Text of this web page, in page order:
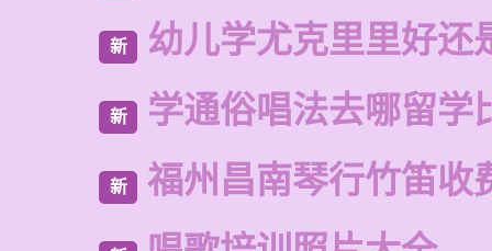
新 幼儿学尤克里里好还
新 学通俗唱法去哪留学
新 福州昌南琴行竹笛收